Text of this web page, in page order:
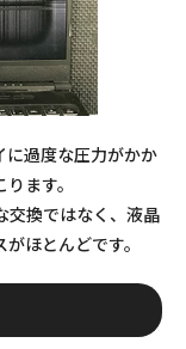
に過度な圧力がかか
ます。
交換ではなく、液晶
ほとんどです。